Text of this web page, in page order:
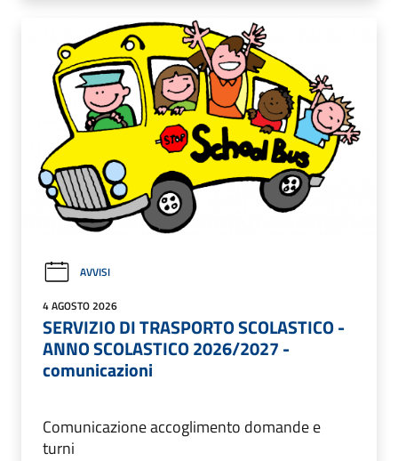
AVVISI
4 AGOSTO 2026
SERVIZIO DI TRASPORTO SCOLASTICO -
ANNO SCOLASTICO 2026/2027 -
comunicazioni
Comunicazione accoglimento domande e
turni